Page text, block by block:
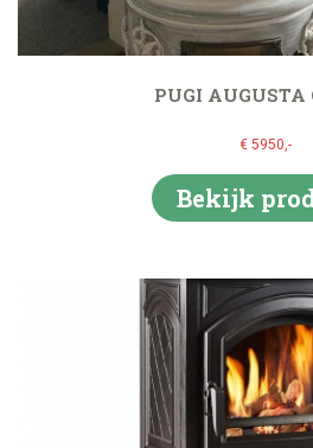
PUGI AUGUSTA
€ 5950,-
Bekijk